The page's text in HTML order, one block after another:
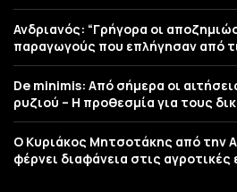
Ανδριανός: “Γρήγορα οι
παραγωγούς που επλήγησαν από
De minimis: Από σήμερα οι
ρυζιού – Η προθεσμία για τους
Ο Κυριάκος Μητσοτάκης από την
φέρνει διαφάνεια στις αγροτικές